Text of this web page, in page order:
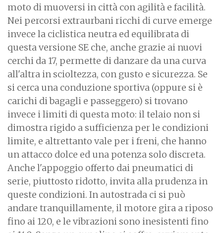
moto di muoversi in città con agilità e facilità.
Nei percorsi extraurbani ricchi di curve emerge
invece la ciclistica neutra ed equilibrata di
questa versione SE che, anche grazie ai nuovi
cerchi da 17, permette di danzare da una curva
all'altra in scioltezza, con gusto e sicurezza. Se
si cerca una conduzione sportiva (oppure si è
carichi di bagagli e passeggero) si trovano
invece i limiti di questa moto: il telaio non si
dimostra rigido a sufficienza per le condizioni
limite, e altrettanto vale per i freni, che hanno
un attacco dolce ed una potenza solo discreta.
Anche l'appoggio offerto dai pneumatici di
serie, piuttosto ridotto, invita alla prudenza in
queste condizioni. In autostrada ci si può
andare tranquillamente, il motore gira a riposo
fino ai 120, e le vibrazioni sono inesistenti fino